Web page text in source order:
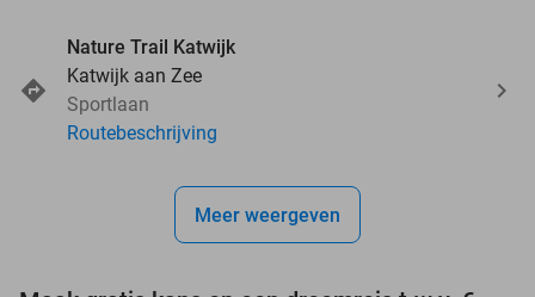
Nature Trail Katwijk
Katwijk aan Zee
Sportlaan
Routebeschrijving
Meer weergeven